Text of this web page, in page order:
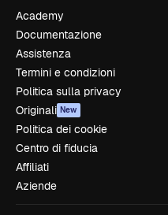
Academy
Documentazione
Assistenza
Termini e condizioni
Politica sulla privacy
Originali New
Politica dei cookie
Centro di fiducia
Affiliati
Aziende